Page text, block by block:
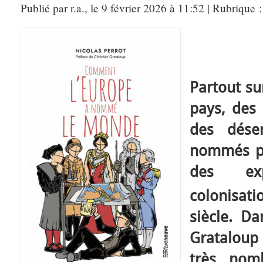
Publié par r.a., le 9 février 2026 à 11:52 | Rubrique
Partout
pays, des
des
nommés
des
siècle.